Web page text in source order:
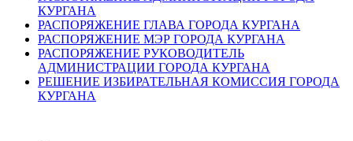
КУРГАНА
РАСПОРЯЖЕНИЕ ГЛАВА ГОРОДА КУРГАНА
РАСПОРЯЖЕНИЕ МЭР ГОРОДА КУРГАНА
РАСПОРЯЖЕНИЕ РУКОВОДИТЕЛЬ
АДМИНИСТРАЦИИ ГОРОДА КУРГАНА
РЕШЕНИЕ ИЗБИРАТЕЛЬНАЯ КОМИССИЯ ГОРОДА
КУРГАНА